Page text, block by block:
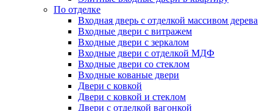
По отделке
Входная дверь с отделкой массивом дерева
Входные двери с витражем
Входные двери с зеркалом
Входные двери с отделкой МДФ
Входные двери со стеклом
Входные кованые двери
Двери с ковкой
Двери с ковкой и стеклом
Двери с отделкой вагонкой